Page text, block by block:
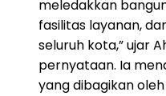
meledakkan
fasilitas layanan,
seluruh kota,” ujar
pernyataan. Ia
yang dibagikan oleh